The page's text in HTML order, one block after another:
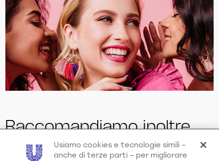
Raccomandiamo inoltre
Usiamo cookies e tecnologie simili –
anche di terze parti – per migliorare